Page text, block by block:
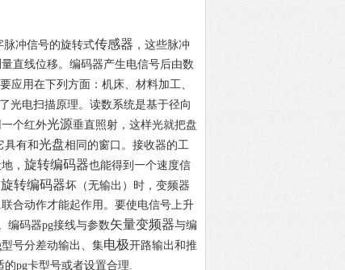
脉冲信号的旋转式传感器 ，这些脉冲
直线位移。编码器产生电信号后由数
应用在下列方面：机床、材料加工、
光电扫描原理。读数系统是基于径向
个红外光源垂直照射，这样光就把盘
具有和光盘相同的窗口。接收器的工
， 旋转编码器也能得到一个速度信
旋转编码器坏（无输出）时，变频器
合动作才能起作用。要使电信号上升
编码器pg接线与参数矢量变频器与编
号分差动输出、集电极开路输出和推
的pg卡型号或者设置合理.